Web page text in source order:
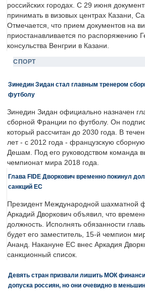
российских городах. С 29 июня
принимать в визовых центрах Казани,
Отмечается, что прием документов на
приостанавливается по распоряжению
консульства Венгрии в Казани.
СПОРТ
Зинедин Зидан стал главным тренером
футболу
Зинедин Зидан официально назначен
сборной Франции по футболу. Он
который рассчитан до 2030 года. В
лет - с 2012 года - французскую
Дешам. Под его руководством команда
чемпионат мира 2018 года.
Глава FIDE Дворкович временно покинул
санкций ЕС
Президент Международной шахматной
Аркадий Дворкович объявил, что
должность. Исполнять обязанности
будет его заместитель, 15-й чемпион
Ананд. Накануне ЕС внес Аркадия
санкционный список.
Девять стран призвали лишить МОК
допуска россиян, но они очевидно в